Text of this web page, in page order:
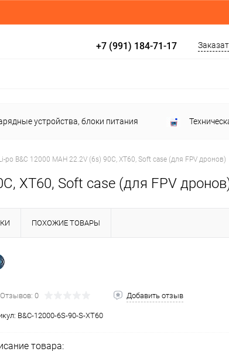
+7 (991) 184-71-17
устройства, блоки питания
Электроника Аксессуары
po B&C 12000 MAH 22.2V (6s) 90C, XT60, Soft case (для FPV дронов)
XT60, Soft case (для FPV
ПОХОЖИЕ ТОВАРЫ
Отзывов: 0 Добавить отзыв
B&C-12000-6S-90-S-XT60
товара: